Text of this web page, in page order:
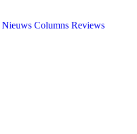
Nieuws Columns Reviews